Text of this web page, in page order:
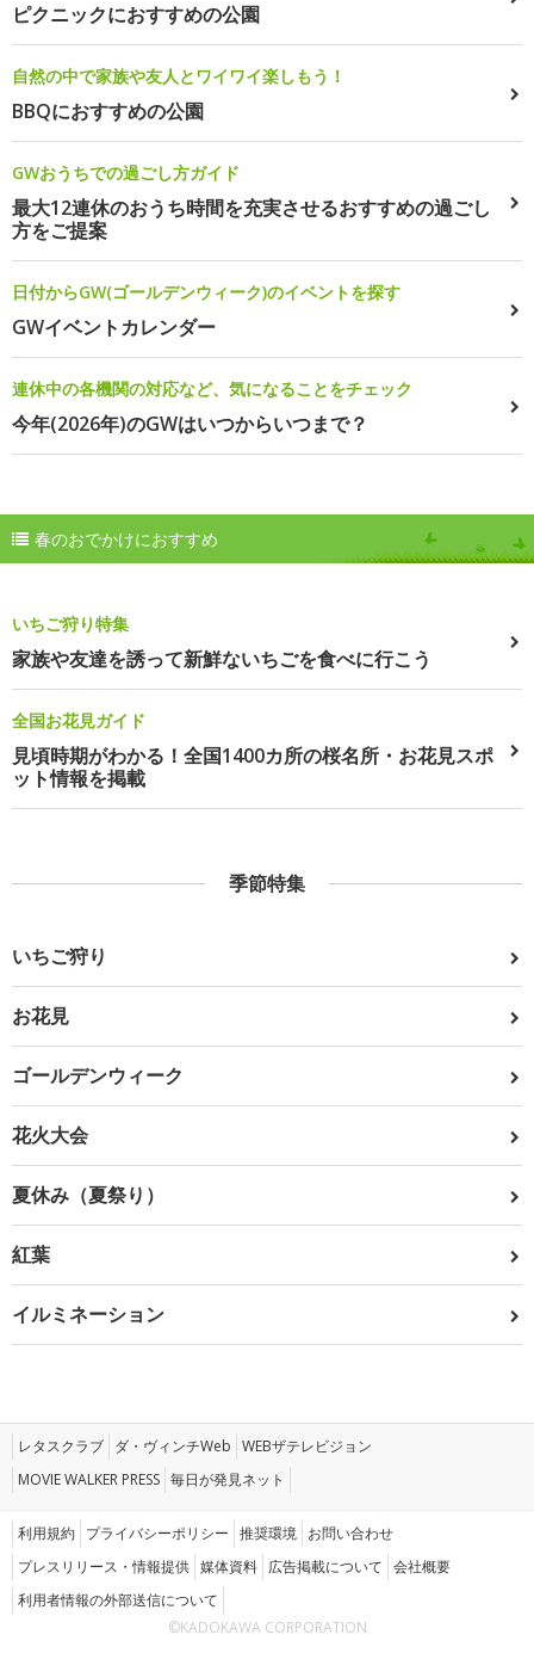
ピクニックにおすすめの公園
自然の中で家族や友人とワイワイ楽しもう！
BBQにおすすめの公園
GWおうちでの過ごし方ガイド
最大12連休のおうち時間を充実させるおすすめの過ごし
方をご提案
日付からGW(ゴールデンウィーク)のイベントを探す
GWイベントカレンダー
連休中の各機関の対応など、気になることをチェック
今年(2026年)のGWはいつからいつまで？
春のおでかけにおすすめ
いちご狩り特集
家族や友達を誘って新鮮ないちごを食べに行こう
全国お花見ガイド
見頃時期がわかる！全国1400カ所の桜名所・お花見スポ
ット情報を掲載
季節特集
いちご狩り
お花見
ゴールデンウィーク
花火大会
夏休み（夏祭り）
紅葉
イルミネーション
レタスクラブ ダ・ヴィンチWeb WEBザテレビジョン
MOVIE WALKER PRESS 毎日が発見ネット
利用規約 プライバシーポリシー 推奨環境 お問い合わせ
プレスリリース・情報提供 媒体資料 広告掲載について 会社概要
利用者情報の外部送信について
©KADOKAWA CORPORATION